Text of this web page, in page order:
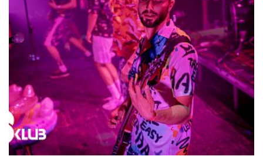
21689-DSC06500